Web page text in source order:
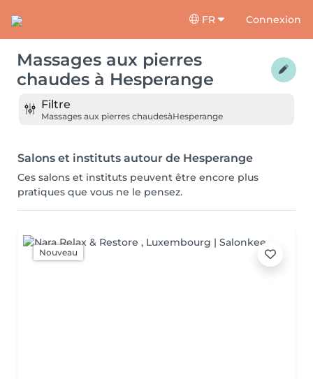
FR Connexion
Massages aux pierres
chaudes à Hesperange
Filtre
Massages aux pierres chaudesàHesperange
Salons et instituts autour de Hesperange
Ces salons et instituts peuvent être encore plus
pratiques que vous ne le pensez.
Nouveau